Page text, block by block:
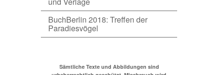
BuchBerlin 2018: Treffen der
Paradiesvögel
Sämtliche Texte und Abbildungen sind